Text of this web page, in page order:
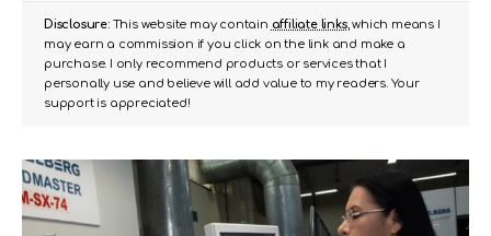
Disclosure:This website may contain affiliate links, which means I
may earn a commission if you click on the link and make a
purchase. I only recommend products or services that I
personally use and believe will add value to my readers. Your
support is appreciated!